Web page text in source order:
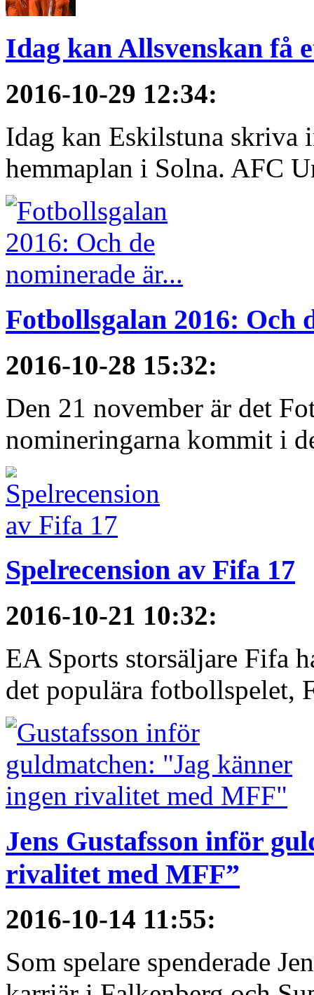
Idag kan Allsvenskan få
2016-10-29 12:34:
Idag kan Eskilstuna skriva
hemmaplan i Solna. AFC
Fotbollsgalan 2016: Och
2016-10-28 15:32:
Den 21 november är det
nomineringarna kommit i
Spelrecension av Fifa 17
2016-10-21 10:32:
EA Sports storsäljare Fifa
det populära fotbollspelet,
Jens Gustafsson inför
rivalitet med MFF”
2016-10-14 11:55:
Som spelare spenderade